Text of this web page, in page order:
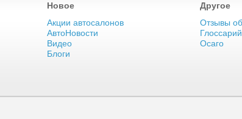
Новое
Другое
Акции автосалонов
АвтоНовости
Видео
Блоги
Отзывы
Глоссарий
Осаго